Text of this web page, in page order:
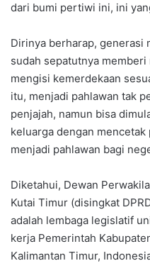
dari bumi pertiwi ini, ini
Dirinya berharap, generasi
sudah sepatutnya
mengisi kemerdekaan
itu, menjadi pahlawan tak
penjajah, namun bisa
keluarga dengan
menjadi pahlawan bagi
Diketahui, Dewan
Kutai Timur (disingkat
adalah lembaga legislatif
kerja Pemerintah
Kalimantan Timur,